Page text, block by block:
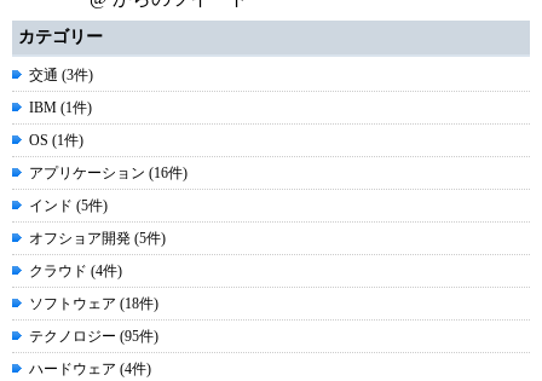
カテゴリー
交通 (3件)
IBM (1件)
OS (1件)
アプリケーション (16件)
インド (5件)
オフショア開発 (5件)
クラウド (4件)
ソフトウェア (18件)
テクノロジー (95件)
ハードウェア (4件)